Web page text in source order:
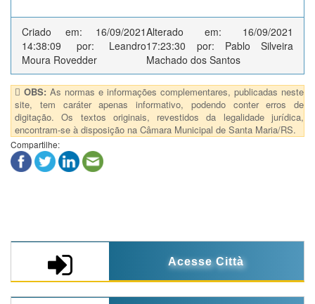
Criado em: 16/09/2021
14:38:09 por: Leandro
Moura Rovedder
Alterado em: 16/09/2021
17:23:30 por: Pablo Silveira
Machado dos Santos
OBS: As normas e informações complementares, publicadas neste
site, tem caráter apenas informativo, podendo conter erros de
digitação. Os textos originais, revestidos da legalidade jurídica,
encontram-se à disposição na Câmara Municipal de Santa Maria/RS.
Compartilhe:
Acesse Città